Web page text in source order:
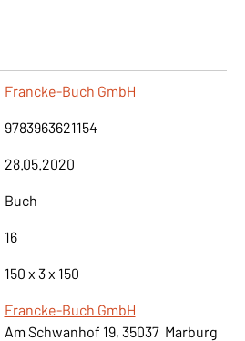
Francke-Buch GmbH
9783963621154
28.05.2020
Buch
16
150 x 3 x 150
Francke-Buch GmbH
Am Schwanhof 19, 35037 Marburg